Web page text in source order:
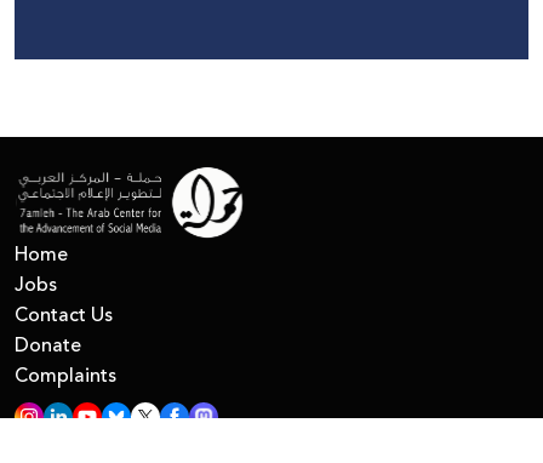
Home
Jobs
Contact Us
Donate
Complaints